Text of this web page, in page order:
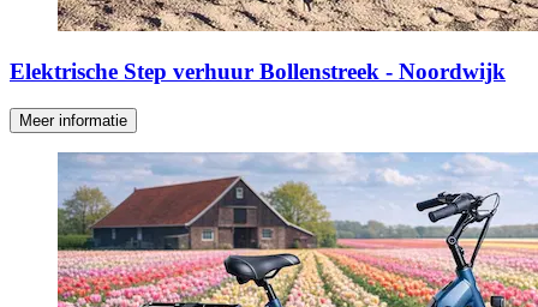
Elektrische Step verhuur Bollenstreek - Noordwijk
Meer informatie